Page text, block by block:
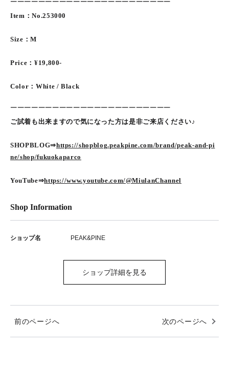
￣￣￣￣￣￣￣￣￣￣￣￣￣￣￣￣￣￣￣￣￣￣￣
Item：No.253000
Size：M
Price：¥19,800-
Color：White / Black
￣￣￣￣￣￣￣￣￣￣￣￣￣￣￣￣￣￣￣￣￣￣￣
ご試着も出来ますので気になった方は是非ご来店ください♪
SHOPBLOG⇒https://shopblog.peakpine.com/brand/peak-and-pi
ne/shop/fukuokaparco
YouTube⇒https://www.youtube.com/@MiulanChannel
Shop Information
ショップ名 PEAK&PINE
ショップ詳細を見る
前のページへ 次のページへ